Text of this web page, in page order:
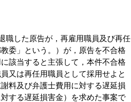
職した原告が，再雇用職員及び再任
委」という。）が，原告を不合格
該当すると主張して，本件不合格
又は再任用職員として採用せよと
料及び弁護士費用に対する遅延損
する遅延損害金）を求めた事案で